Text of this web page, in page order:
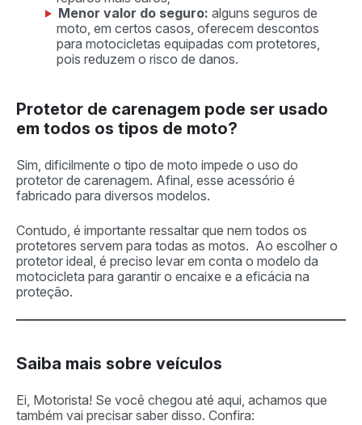
Menor valor do seguro: alguns seguros de
moto, em certos casos, oferecem descontos
para motocicletas equipadas com protetores,
pois reduzem o risco de danos.
Protetor de carenagem pode ser usado
em todos os tipos de moto?
Sim, dificilmente o tipo de moto impede o uso do
protetor de carenagem. Afinal, esse acessório é
fabricado para diversos modelos.
Contudo, é importante ressaltar que nem todos os
protetores servem para todas as motos. Ao escolher o
protetor ideal, é preciso levar em conta o modelo da
motocicleta para garantir o encaixe e a eficácia na
proteção.
Saiba mais sobre veículos
Ei, Motorista! Se você chegou até aqui, achamos que
também vai precisar saber disso. Confira: